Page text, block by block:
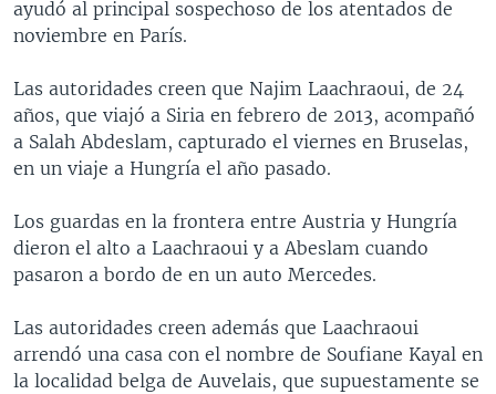
FORO [RADIO]
DEPORTIVO INTERNACIONAL
NOTA ECONÓMICA
ENTRETENIMIENTO
ayudó al principal sospechoso de los atentados de
noviembre en París.
Las autoridades creen que Najim Laachraoui, de 24
años, que viajó a Siria en febrero de 2013, acompañó
a Salah Abdeslam, capturado el viernes en Bruselas,
en un viaje a Hungría el año pasado.
Los guardas en la frontera entre Austria y Hungría
dieron el alto a Laachraoui y a Abeslam cuando
pasaron a bordo de en un auto Mercedes.
Las autoridades creen además que Laachraoui
arrendó una casa con el nombre de Soufiane Kayal en
la localidad belga de Auvelais, que supuestamente se